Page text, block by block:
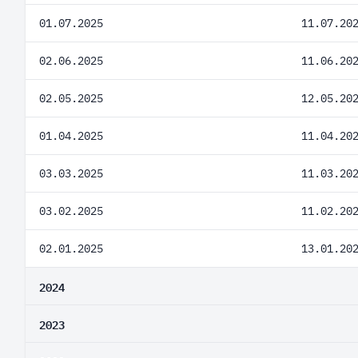
01.07.2025
02.06.2025
02.05.2025
01.04.2025
03.03.2025
03.02.2025
02.01.2025
2024
2023